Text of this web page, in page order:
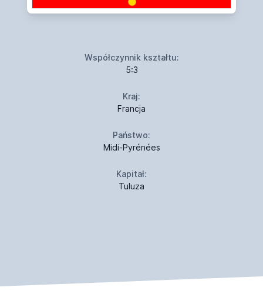
Współczynnik kształtu:
5:3
Kraj:
Francja
Państwo:
Midi-Pyrénées
Kapitał:
Tuluza